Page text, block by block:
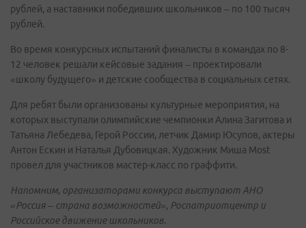
рублей, а наставники победивших школьников – по 100 тысяч
рублей.
Во время конкурсных испытаний финалисты в командах по 8-
12 человек решали кейсовые задания – проектировали
«школу будущего» и детские сообщества в социальных сетях.
Для ребят были организованы культурные мероприятия, на
которых выступали олимпийские чемпионки Алина Загитова и
Татьяна Лебедева, Герой России, летчик Дамир Юсупов, актеры
Антон Ескин и Наталья Дубовицкая. Художник Миша Most
провел для участников мастер-класс по граффити.
Напомним, организаторами конкурса выступают АНО
«Россия – страна возможностей», Роспатриотцентр и
Российское движение школьников.